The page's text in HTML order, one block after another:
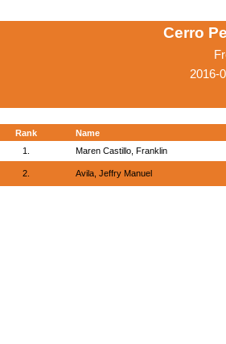
Cerro
2016-
Rank
Name
1.
Maren Castillo, Franklin
2. Avila, Jeffry Manuel